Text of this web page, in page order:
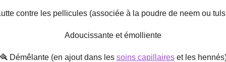
contre les pellicules (associée à la poudre de neem ou
Adoucissante et émolliente
🪮 Démêlante (en ajout dans les soins capillaireset les